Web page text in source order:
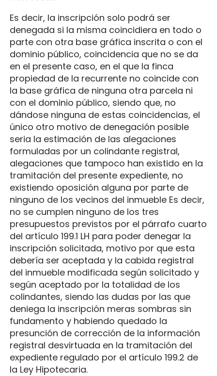
Es decir, la inscripción solo podrá ser
denegada si la misma coincidiera en todo o
parte con otra base gráfica inscrita o con el
dominio público, coincidencia que no se da
en el presente caso, en el que la finca
propiedad de la recurrente no coincide con
la base gráfica de ninguna otra parcela ni
con el dominio público, siendo que, no
dándose ninguna de estas coincidencias, el
único otro motivo de denegación posible
seria la estimación de las alegaciones
formuladas por un colindante registral,
alegaciones que tampoco han existido en la
tramitación del presente expediente, no
existiendo oposición alguna por parte de
ninguno de los vecinos del inmueble Es decir,
no se cumplen ninguno de los tres
presupuestos previstos por el párrafo cuarto
del artículo 199.1 LH para poder denegar la
inscripción solicitada, motivo por que esta
debería ser aceptada y la cabida registral
del inmueble modificada según solicitado y
según aceptado por la totalidad de los
colindantes, siendo las dudas por las que
deniega la inscripción meras sombras sin
fundamento y habiendo quedado la
presunción de corrección de la información
registral desvirtuada en la tramitación del
expediente regulado por el artículo 199.2 de
la Ley Hipotecaria.